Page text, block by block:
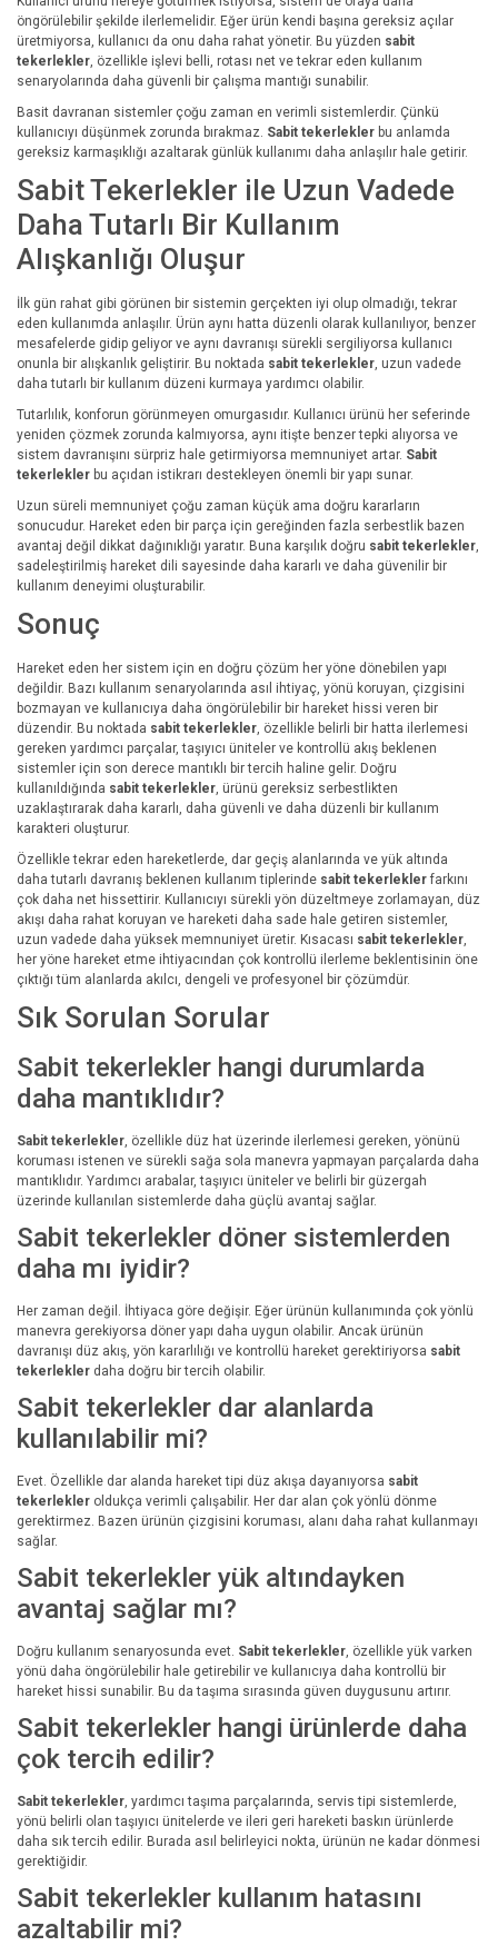
öngörülebilir şekilde ilerlemelidir. Eğer ürün kendi başına gereksiz açılar
üretmiyorsa, kullanıcı da onu daha rahat yönetir. Bu yüzden sabit
tekerlekler, özellikle işlevi belli, rotası net ve tekrar eden kullanım
senaryolarında daha güvenli bir çalışma mantığı sunabilir.
Basit davranan sistemler çoğu zaman en verimli sistemlerdir. Çünkü
kullanıcıyı düşünmek zorunda bırakmaz. Sabit tekerlekler bu anlamda
gereksiz karmaşıklığı azaltarak günlük kullanımı daha anlaşılır hale getirir.
Sabit Tekerlekler ile Uzun Vadede
Daha Tutarlı Bir Kullanım
Alışkanlığı Oluşur
İlk gün rahat gibi görünen bir sistemin gerçekten iyi olup olmadığı, tekrar
eden kullanımda anlaşılır. Ürün aynı hatta düzenli olarak kullanılıyor, benzer
mesafelerde gidip geliyor ve aynı davranışı sürekli sergiliyorsa kullanıcı
onunla bir alışkanlık geliştirir. Bu noktada sabit tekerlekler, uzun vadede
daha tutarlı bir kullanım düzeni kurmaya yardımcı olabilir.
Tutarlılık, konforun görünmeyen omurgasıdır. Kullanıcı ürünü her seferinde
yeniden çözmek zorunda kalmıyorsa, aynı itişte benzer tepki alıyorsa ve
sistem davranışını sürpriz hale getirmiyorsa memnuniyet artar. Sabit
tekerlekler bu açıdan istikrarı destekleyen önemli bir yapı sunar.
Uzun süreli memnuniyet çoğu zaman küçük ama doğru kararların
sonucudur. Hareket eden bir parça için gereğinden fazla serbestlik bazen
avantaj değil dikkat dağınıklığı yaratır. Buna karşılık doğru sabit tekerlekler,
sadeleştirilmiş hareket dili sayesinde daha kararlı ve daha güvenilir bir
kullanım deneyimi oluşturabilir.
Sonuç
Hareket eden her sistem için en doğru çözüm her yöne dönebilen yapı
değildir. Bazı kullanım senaryolarında asıl ihtiyaç, yönü koruyan, çizgisini
bozmayan ve kullanıcıya daha öngörülebilir bir hareket hissi veren bir
düzendir. Bu noktada sabit tekerlekler, özellikle belirli bir hatta ilerlemesi
gereken yardımcı parçalar, taşıyıcı üniteler ve kontrollü akış beklenen
sistemler için son derece mantıklı bir tercih haline gelir. Doğru
kullanıldığında sabit tekerlekler, ürünü gereksiz serbestlikten
uzaklaştırarak daha kararlı, daha güvenli ve daha düzenli bir kullanım
karakteri oluşturur.
Özellikle tekrar eden hareketlerde, dar geçiş alanlarında ve yük altında
daha tutarlı davranış beklenen kullanım tiplerinde sabit tekerlekler farkını
çok daha net hissettirir. Kullanıcıyı sürekli yön düzeltmeye zorlamayan, düz
akışı daha rahat koruyan ve hareketi daha sade hale getiren sistemler,
uzun vadede daha yüksek memnuniyet üretir. Kısacası sabit tekerlekler,
her yöne hareket etme ihtiyacından çok kontrollü ilerleme beklentisinin öne
çıktığı tüm alanlarda akılcı, dengeli ve profesyonel bir çözümdür.
Sık Sorulan Sorular
Sabit tekerlekler hangi durumlarda
daha mantıklıdır?
Sabit tekerlekler, özellikle düz hat üzerinde ilerlemesi gereken, yönünü
koruması istenen ve sürekli sağa sola manevra yapmayan parçalarda daha
mantıklıdır. Yardımcı arabalar, taşıyıcı üniteler ve belirli bir güzergah
üzerinde kullanılan sistemlerde daha güçlü avantaj sağlar.
Sabit tekerlekler döner sistemlerden
daha mı iyidir?
Her zaman değil. İhtiyaca göre değişir. Eğer ürünün kullanımında çok yönlü
manevra gerekiyorsa döner yapı daha uygun olabilir. Ancak ürünün
davranışı düz akış, yön kararlılığı ve kontrollü hareket gerektiriyorsa sabit
tekerlekler daha doğru bir tercih olabilir.
Sabit tekerlekler dar alanlarda
kullanılabilir mi?
Evet. Özellikle dar alanda hareket tipi düz akışa dayanıyorsa sabit
tekerlekler oldukça verimli çalışabilir. Her dar alan çok yönlü dönme
gerektirmez. Bazen ürünün çizgisini koruması, alanı daha rahat kullanmayı
sağlar.
Sabit tekerlekler yük altındayken
avantaj sağlar mı?
Doğru kullanım senaryosunda evet. Sabit tekerlekler, özellikle yük varken
yönü daha öngörülebilir hale getirebilir ve kullanıcıya daha kontrollü bir
hareket hissi sunabilir. Bu da taşıma sırasında güven duygusunu artırır.
Sabit tekerlekler hangi ürünlerde daha
çok tercih edilir?
Sabit tekerlekler, yardımcı taşıma parçalarında, servis tipi sistemlerde,
yönü belirli olan taşıyıcı ünitelerde ve ileri geri hareketi baskın ürünlerde
daha sık tercih edilir. Burada asıl belirleyici nokta, ürünün ne kadar dönmesi
gerektiğidir.
Sabit tekerlekler kullanım hatasını
azaltabilir mi?